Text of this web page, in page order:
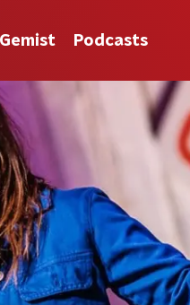
Gemist Podcasts